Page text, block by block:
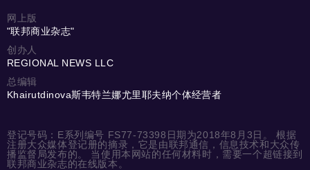
网上版
"联邦商业杂志"
创办人
REGIONAL NEWS LLC
总编辑
Khairutdinova斯韦特兰娜尤里耶夫纳个体经营者
登记号码：E系列编号 FS77-73398日期为2018年8月3日。 根据
注册大众媒体登记册的摘录，它是由联邦通信，信息技术和大众传
播监督局发布的。 当使用本网站的任何材料时，需要一个超链接到
联邦商业杂志的在线版本。